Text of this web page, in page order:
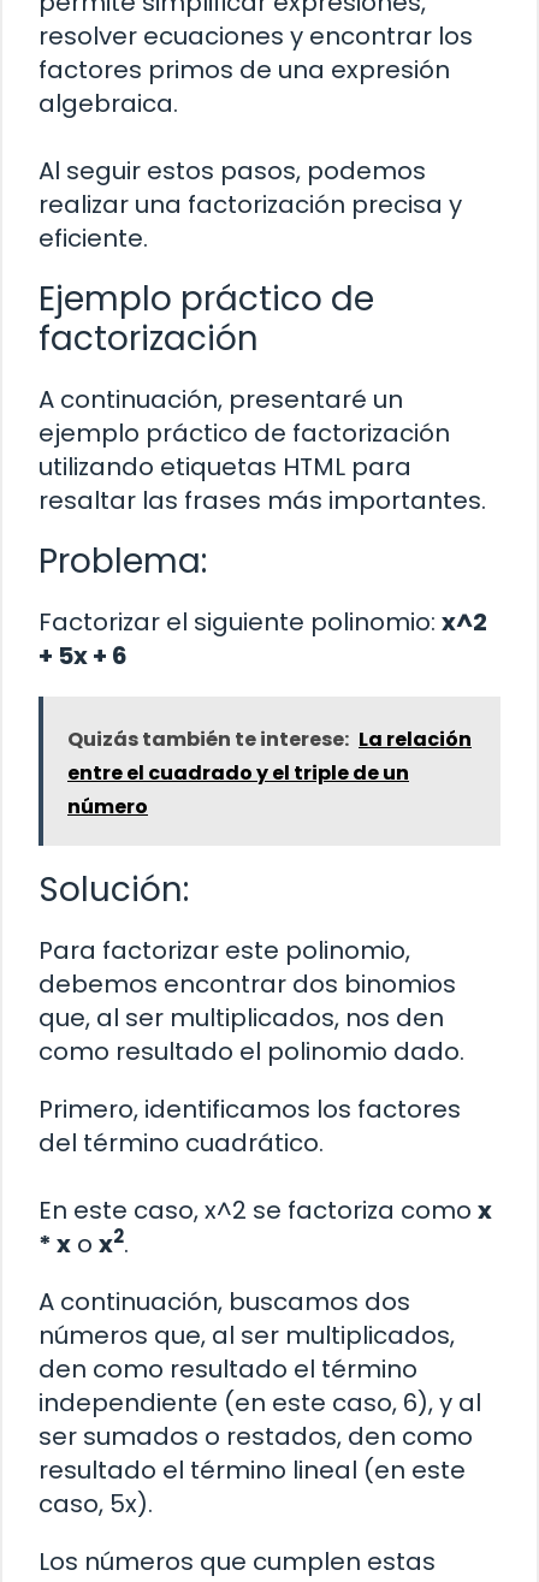
resolver ecuaciones y encontrar los
factores primos de una expresión
algebraica.
Al seguir estos pasos, podemos
realizar una factorización precisa y
eficiente.
Ejemplo práctico de
factorización
A continuación, presentaré un
ejemplo práctico de factorización
utilizando etiquetas HTML para
resaltar las frases más importantes.
Problema:
Factorizar el siguiente polinomio: x^2
+ 5x + 6
Quizás también te interese: La relación
entre el cuadrado y el triple de un
número
Solución:
Para factorizar este polinomio,
debemos encontrar dos binomios
que, al ser multiplicados, nos den
como resultado el polinomio dado.
Primero, identificamos los factores
del término cuadrático.
En este caso, x^2 se factoriza como x
* x o x2.
A continuación, buscamos dos
números que, al ser multiplicados,
den como resultado el término
independiente (en este caso, 6), y al
ser sumados o restados, den como
resultado el término lineal (en este
caso, 5x).
Los números que cumplen estas